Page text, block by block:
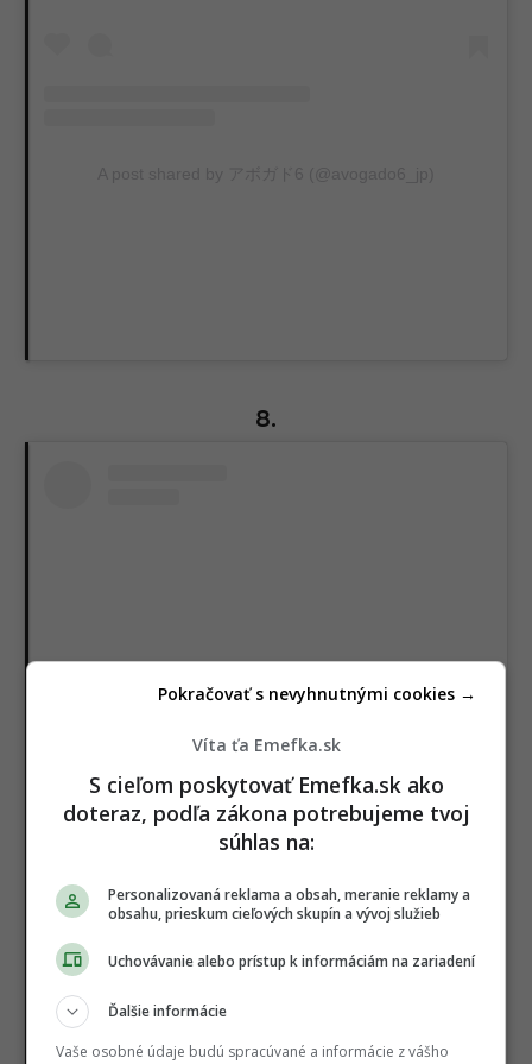
8.
View this post on Instagram
A post shared by アボガド6 (@avogado6_jp)
Víta ťa Emefka.sk
S cieľom poskytovať Emefka.sk ako
doteraz, podľa zákona potrebujeme tvoj
súhlas na:
Personalizovaná reklama a obsah, meranie reklamy a
obsahu, prieskum cieľových skupín a vývoj služieb
Uchovávanie alebo prístup k informáciám na zariadení
Ďalšie informácie
Vaše osobné údaje budú spracúvané a informácie z vášho
Pokračovať s nevyhnutnými cookies →